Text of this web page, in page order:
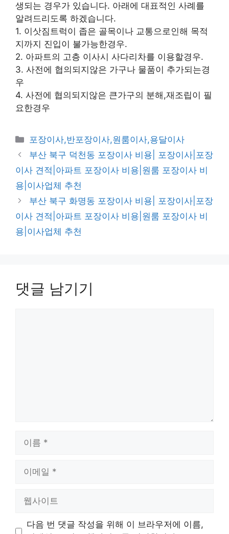
생되는 경우가 있습니다. 아래에 대표적인 사례를
알려드리도록 하겠습니다.
1. 이삿짐트럭이 좁은 골목이나 교통으로인해 목적
지까지 진입이 불가능한경우.
2. 아파트의 고층 이사시 사다리차를 이용할경우.
3. 사전에 협의되지않은 가구나 물품이 추가되는경
우
4. 사전에 협의되지않은 큰가구의 분해,재조립이 필
요한경우
카
테
리
포장이사,반포장이사,원룸이사,용달이사
부산 북구 덕천동 포장이사 비용| 포장이사|포장
이사 견적|아파트 포장이사 비용|원룸 포장이사 비
용|이사업체 추천
부산 북구 화명동 포장이사 비용| 포장이사|포장
이사 견적|아파트 포장이사 비용|원룸 포장이사 비
용|이사업체 추천
댓글 남기기
다음 번 댓글 작성을 위해 이 브라우저에 이름,